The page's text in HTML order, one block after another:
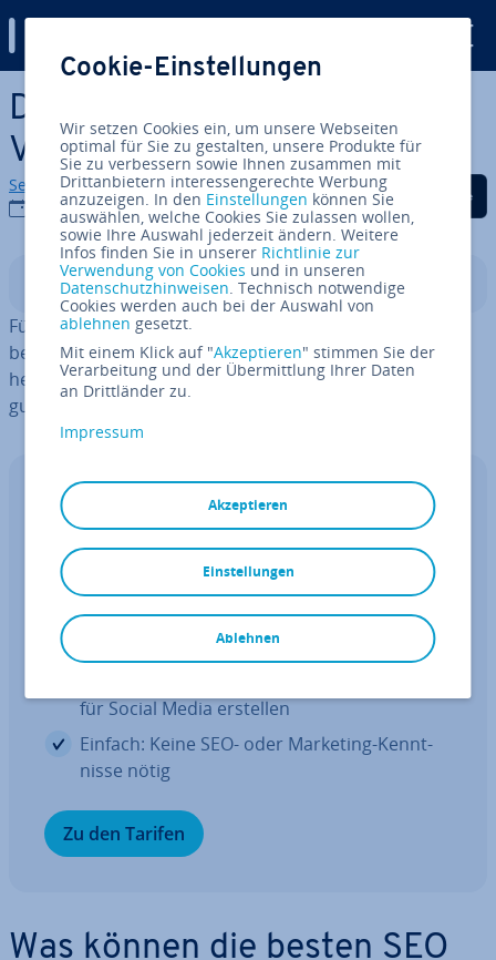
Zum Haupt­in­halt springen
Die besten 10 SEO Tools im
Vergleich
Sebastian Mews
11.06.2024
Auf Facebook teilen
Auf Twitter teilen
Auf LinkedIn
In­halts­ver­zeich­nis
Für er­folg­rei­cheSuch­ma­schi­nen­op­ti­mie­rung
benötigt man Kenn­zah­len und Hilfs­mit­tel. SEO Tools
helfen Ihnen dabei, Ihrer Website bei Google & Co. eine
gute Position zu ver­schaf­fen.
ran­king­Coach
Er­folg­rei­ches Online-Marketing mit
KI
Kos­ten­güns­tig: Google-Ranking ver­bes­sern
ohne teure Agentur
für Social Media erstellen
Einfach: Keine SEO- oder Marketing-Kennt­
nis­se nötig
Zu den Tarifen
Was können die besten SEO
Cookie-Einstellungen
Wir setzen Cookies ein, um unsere Webseiten
optimal für Sie zu gestalten, unsere Produkte für
Sie zu verbessern sowie Ihnen zusammen mit
Drittanbietern interessengerechte Werbung
anzuzeigen. In den Einstellungen können Sie
auswählen, welche Cookies Sie zulassen wollen,
sowie Ihre Auswahl jederzeit ändern. Weitere
Infos finden Sie in unserer Richtlinie zur
Verwendung von Cookies und in unseren
Datenschutzhinweisen. Technisch notwendige
Cookies werden auch bei der Auswahl von
ablehnen gesetzt.
Mit einem Klick auf "Akzeptieren" stimmen Sie der
Verarbeitung und der Übermittlung Ihrer Daten
an Drittländer zu.
Impressum
Akzeptieren
Ablehnen
Einstellungen